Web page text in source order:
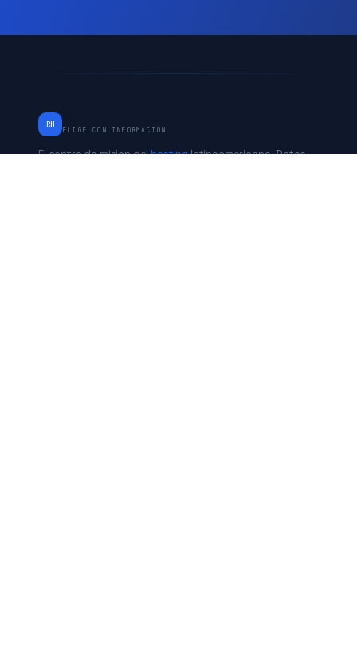
RH
ELIGE CON INFORMACIÓN
El centro de mision delhostinglatinoamericano. Datos